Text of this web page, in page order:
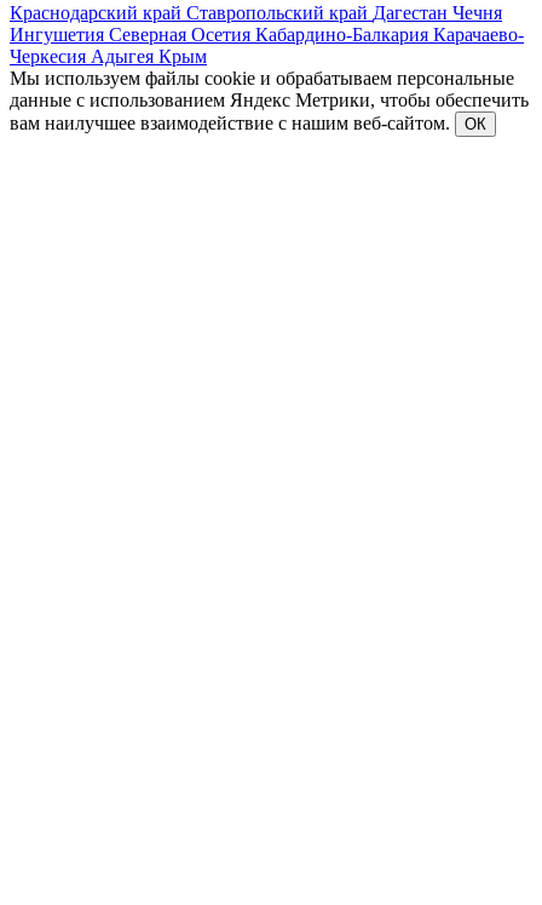
Краснодарский край Ставропольский край Дагестан Чечня
Ингушетия Северная Осетия Кабардино-Балкария Карачаево-
Черкесия Адыгея Крым
Мы используем файлы cookie и обрабатываем персональные
данные с использованием Яндекс Метрики, чтобы обеспечить
вам наилучшее взаимодействие с нашим веб-сайтом.
ОК